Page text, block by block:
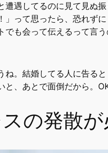
遇してるのに見て見ぬ
」って思ったら、恐れず
も会って伝えるって言う
。結婚してる人に告る
と、あとで面倒だから。
の発散